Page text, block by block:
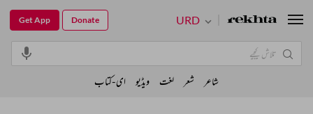
URD
Get App Donate
شاعر شعر لغت ویڈیو ای-کتاب